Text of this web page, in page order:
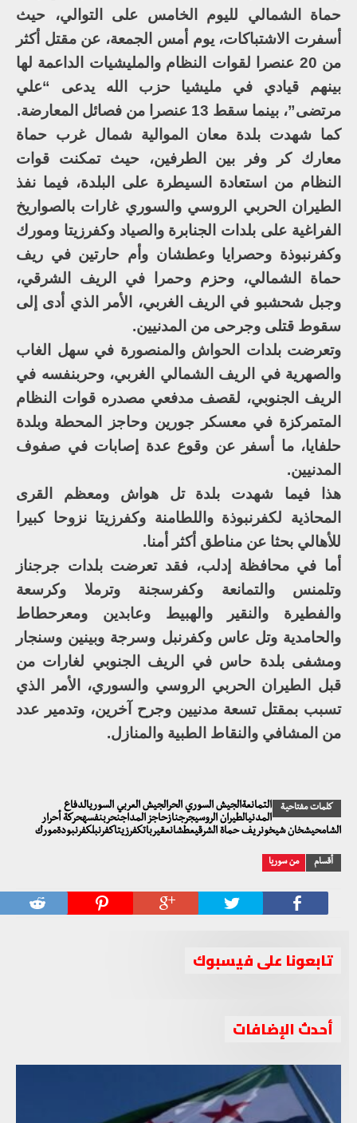
حماة الشمالي لليوم الخامس على التوالي، حيث
أسفرت الاشتباكات، يوم أمس الجمعة، عن مقتل أكثر
من 20 عنصرا لقوات النظام والمليشيات الداعمة لها
بينهم قيادي في مليشيا حزب الله يدعى “علي
مرتضى”، بينما سقط 13 عنصرا من فصائل المعارضة.
كما شهدت بلدة معان الموالية شمال غرب حماة
معارك كر وفر بين الطرفين، حيث تمكنت قوات
النظام من استعادة السيطرة على البلدة، فيما نفذ
الطيران الحربي الروسي والسوري غارات بالصواريخ
الفراغية على بلدات الجنابرة والصياد وكفرزيتا ومورك
وكفرنبوذة وحصرايا وعطشان وأم حارتين في ريف
حماة الشمالي، وحزم وحمرا في الريف الشرقي،
وجبل شحشبو في الريف الغربي، الأمر الذي أدى إلى
سقوط قتلى وجرحى من المدنيين.
وتعرضت بلدات الحواش والمنصورة في سهل الغاب
والصهرية في الريف الشمالي الغربي، وحربنفسه في
الريف الجنوبي، لقصف مدفعي مصدره قوات النظام
المتمركزة في معسكر جورين وحاجز المحطة وبلدة
حلفايا، ما أسفر عن وقوع عدة إصابات في صفوف
المدنيين.
هذا فيما شهدت بلدة تل هواش ومعظم القرى
المحاذية لكفرنبوذة واللطامنة وكفرزيتا نزوحا كبيرا
للأهالي بحثا عن مناطق أكثر أمنا.
أما في محافظة إدلب، فقد تعرضت بلدات جرجناز
وتلمنس والتمانعة وكفرسجنة وترملا وكرسعة
والفطيرة والنقير والهبيط وعابدين ومعرحطاط
والحامدية وتل عاس وكفرنبل وسرجة وبينين وسنجار
ومشفى بلدة حاس في الريف الجنوبي لغارات من
قبل الطيران الحربي الروسي والسوري، الأمر الذي
تسبب بمقتل تسعة مدنيين وجرح آخرين، وتدمير عدد
من المشافي والنقاط الطبية والمنازل.
كلمات مفتاحية
التمانعةالجيش السوري الحرالجيش العربي السوريالدفاع
المدنيالطيران الروسيجرجنازحاجز المداجنحربنفسهحركة أحرار
الشامحيشخان شيخونريف حماة الشرقيعطشانعقيرباتكفرزيتاكفرنبلكفرنبودةمورك
أقسام من سوريا
تابعونا على فيسبوك
أحدث الإضافات